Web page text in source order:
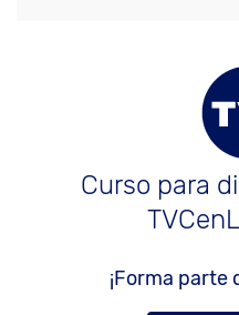
Curso para
¡Forma parte